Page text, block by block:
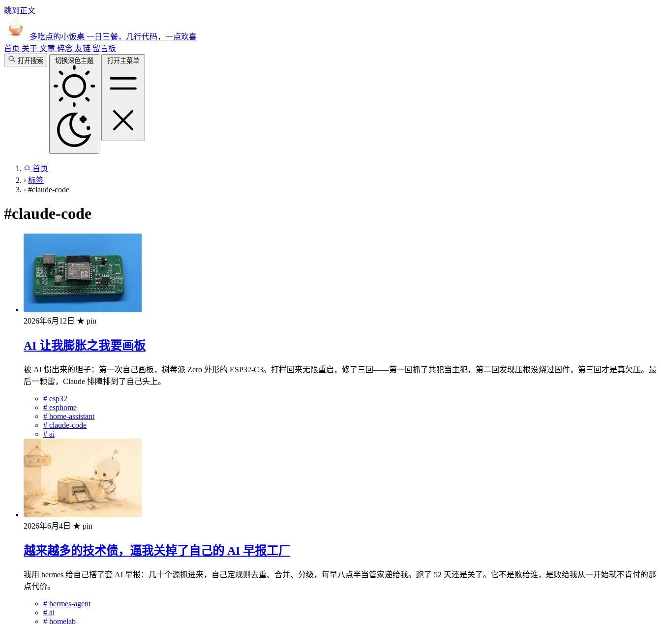
跳到正文
多吃点的小饭桌 一日三餐，几行代码，一点欢喜
首页 关于 文章 碎念 友链 留言板
打开搜索 切换深色主题 打开主菜单
首页
› 标签
› #claude-code
#claude-code
2026年6月12日 ★ pin
AI 让我膨胀之我要画板
被 AI 惯出来的胆子：第一次自己画板，树莓派 Zero 外形的 ESP32-C3。打样回来无限重启，修了三回——第一回抓了共犯当主犯，第二回发现压根没烧过固件，第三回才是真欠压。最
后一颗雷，Claude 排障排到了自己头上。
# esp32
# esphome
# home-assistant
# claude-code
# ai
2026年6月4日 ★ pin
越来越多的技术债，逼我关掉了自己的 AI 早报工厂
我用 hermes 给自己搭了套 AI 早报：几十个源抓进来，自己定规则去重、合并、分级，每早八点半当管家递给我。跑了 52 天还是关了。它不是败给谁，是败给我从一开始就不肯付的那
点代价。
# hermes-agent
# ai
# homelab